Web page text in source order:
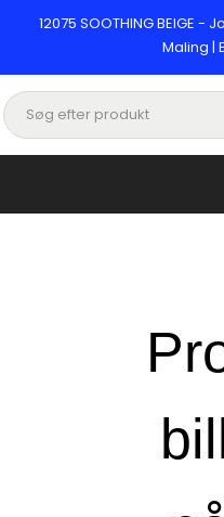
12075 SOOTHING BEIGE -
Maling |